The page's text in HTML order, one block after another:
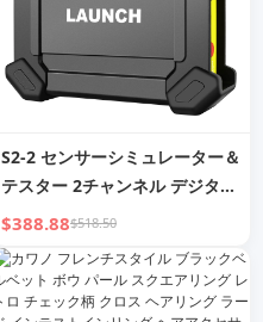
S2-2 センサーシミュレーター＆
テスター 2チャンネル デジタル
センサーボックス 広範囲の車両
センサーのテストとシミュレー
ション
$388.88$518.50